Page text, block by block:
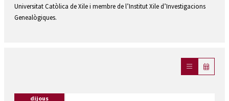
Universitat Catòlica de Xile i membre de l’Institut Xile d’Investigacions
Genealògiques.
dijous